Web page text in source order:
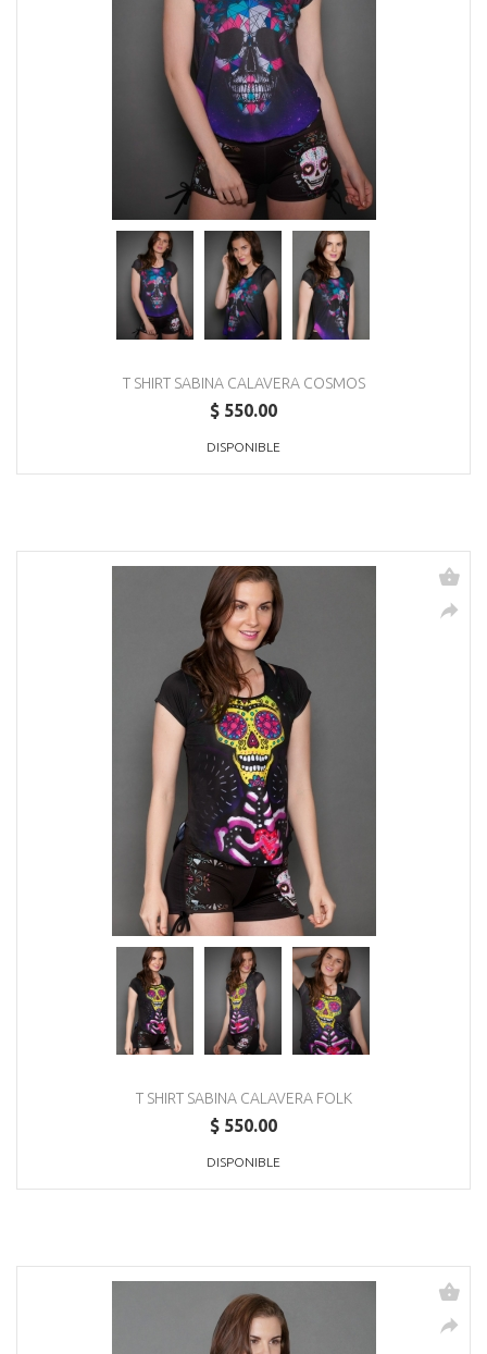
T SHIRT SABINA CALAVERA COSMOS
$ 550.00
DISPONIBLE
T SHIRT SABINA CALAVERA FOLK
$ 550.00
DISPONIBLE